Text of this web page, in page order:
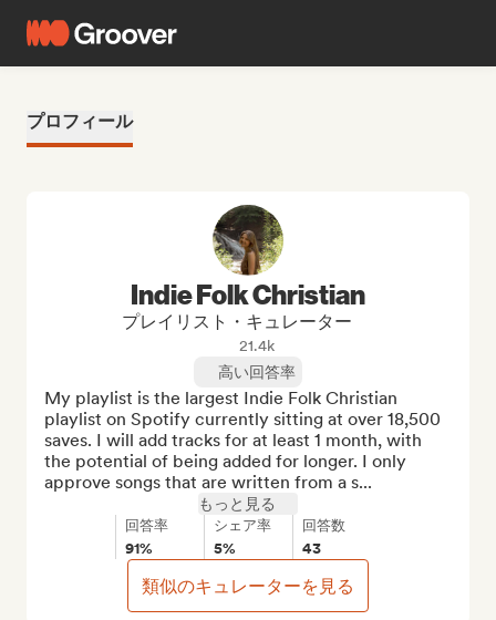
プロフィール
Indie Folk Christian
プレイリスト・キュレーター
21.4k
高い回答率
My playlist is the largest Indie Folk Christian
playlist on Spotify currently sitting at over 18,500
saves. I will add tracks for at least 1 month, with
the potential of being added for longer. I only
approve songs that are written from a s...
もっと見る
回答率
91%
シェア率
5%
回答数
43
類似のキュレーターを見る